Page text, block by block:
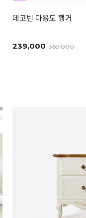
데코빈 다용도 행거
239,000 369,000